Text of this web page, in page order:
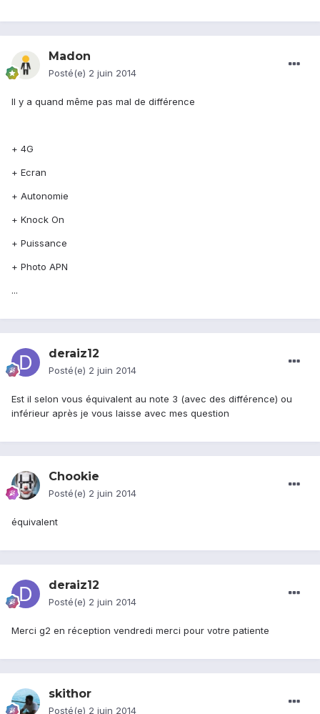
Madon
Posté(e) 2 juin 2014
Il y a quand même pas mal de différence
+ 4G
+ Ecran
+ Autonomie
+ Knock On
+ Puissance
+ Photo APN
...
deraiz12
Posté(e) 2 juin 2014
Est il selon vous équivalent au note 3 (avec des différence) ou
inférieur après je vous laisse avec mes question
Chookie
Posté(e) 2 juin 2014
équivalent
deraiz12
Posté(e) 2 juin 2014
Merci g2 en réception vendredi merci pour votre patiente
skithor
Posté(e) 2 juin 2014